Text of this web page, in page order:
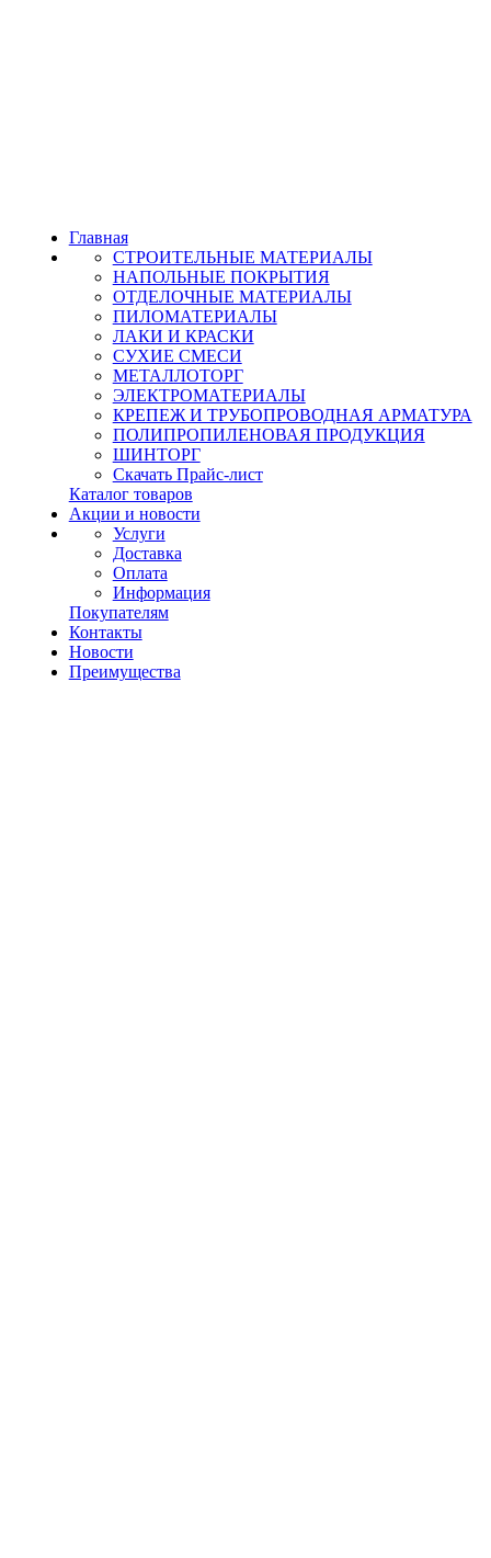
Главная
СТРОИТЕЛЬНЫЕ МАТЕРИАЛЫ
НАПОЛЬНЫЕ ПОКРЫТИЯ
ОТДЕЛОЧНЫЕ МАТЕРИАЛЫ
ПИЛОМАТЕРИАЛЫ
ЛАКИ И КРАСКИ
СУХИЕ СМЕСИ
МЕТАЛЛОТОРГ
ЭЛЕКТРОМАТЕРИАЛЫ
КРЕПЕЖ И ТРУБОПРОВОДНАЯ АРМАТУРА
ПОЛИПРОПИЛЕНОВАЯ ПРОДУКЦИЯ
ШИНТОРГ
Скачать Прайс-лист
Каталог товаров
Акции и новости
Услуги
Доставка
Оплата
Информация
Покупателям
Контакты
Новости
Преимущества